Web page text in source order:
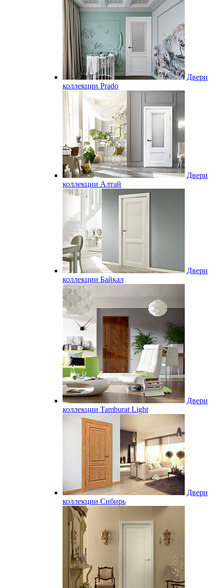
Двери
коллекции Prado
Двери
коллекции Алтай
Двери
коллекции Байкал
Двери
коллекции Tamburat Light
Двери
коллекции Сибирь